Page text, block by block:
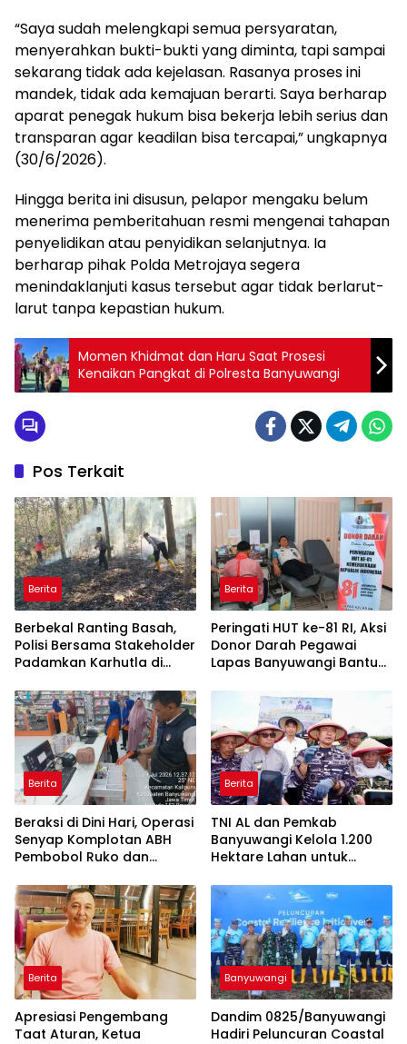
“Saya sudah melengkapi semua persyaratan,
menyerahkan bukti-bukti yang diminta, tapi sampai
sekarang tidak ada kejelasan. Rasanya proses ini
mandek, tidak ada kemajuan berarti. Saya berharap
aparat penegak hukum bisa bekerja lebih serius dan
transparan agar keadilan bisa tercapai,” ungkapnya
(30/6/2026).
Hingga berita ini disusun, pelapor mengaku belum
menerima pemberitahuan resmi mengenai tahapan
penyelidikan atau penyidikan selanjutnya. Ia
berharap pihak Polda Metrojaya segera
menindaklanjuti kasus tersebut agar tidak berlarut-
larut tanpa kepastian hukum.
Momen Khidmat dan Haru Saat Prosesi
Kenaikan Pangkat di Polresta Banyuwangi
Pos Terkait
Berita
Berbekal Ranting Basah,
Polisi Bersama Stakeholder
Padamkan Karhutla di
Trenggalek
Berita
Peringati HUT ke-81 RI, Aksi
Donor Darah Pegawai
Lapas Banyuwangi Bantu
Berita
Beraksi di Dini Hari, Operasi
Senyap Komplotan ABH
Pembobol Ruko dan
Macan Blambangan
Berita
TNI AL dan Pemkab
Banyuwangi Kelola 1.200
Hektare Lahan untuk
Nasional
Berita
Apresiasi Pengembang
Taat Aturan, Ketua
Banyuwangi
Dandim 0825/Banyuwangi
Hadiri Peluncuran Coastal